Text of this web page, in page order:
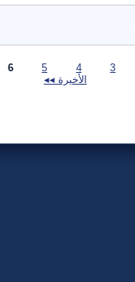
3
4
5
6
الأخيرة ◂◂